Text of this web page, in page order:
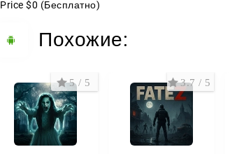
Price $0 (Бесплатно)
Похожие:
5 / 5 3.7 / 5